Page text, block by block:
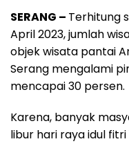
SERANG – Terhitung
April 2023, jumlah
objek wisata pantai
Serang mengalami
mencapai 30 persen.
Karena, banyak
libur hari raya idul